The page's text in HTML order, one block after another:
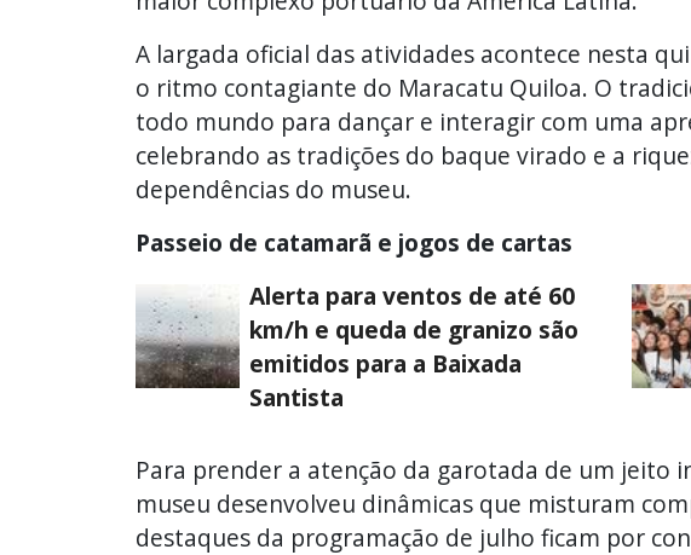
A largada oficial das atividades acontece nesta
o ritmo contagiante do Maracatu Quiloa. O
todo mundo para dançar e interagir com uma
celebrando as tradições do baque virado e a
dependências do museu.
Passeio de catamarã e jogos de cartas
Alerta para ventos de até 60
km/h e queda de granizo são
emitidos para a Baixada
Santista
Para prender a atenção da garotada de um jeito
museu desenvolveu dinâmicas que misturam
destaques da programação de julho ficam por